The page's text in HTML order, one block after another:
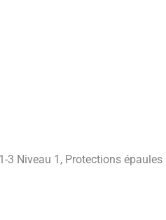
Niveau 1, Protections épaules